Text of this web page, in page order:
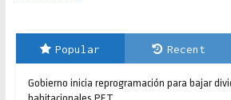
Popular Recent
Gobierno inicia reprogramación para bajar